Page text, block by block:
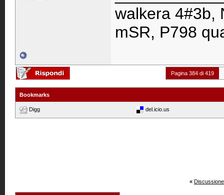
walkera 4#3b,
mSR, P798
Pagina 384 di 419
Bookmarks
Digg del.icio.us
«